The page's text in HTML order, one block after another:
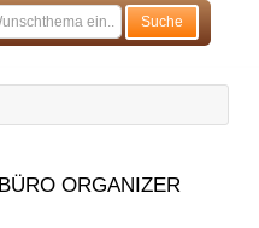
Suche
ORGANIZER